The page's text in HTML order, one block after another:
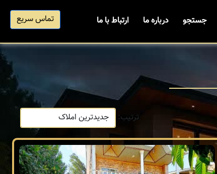
جستجو درباره ما ارتباط با ما تماس سریع
ترتیب: